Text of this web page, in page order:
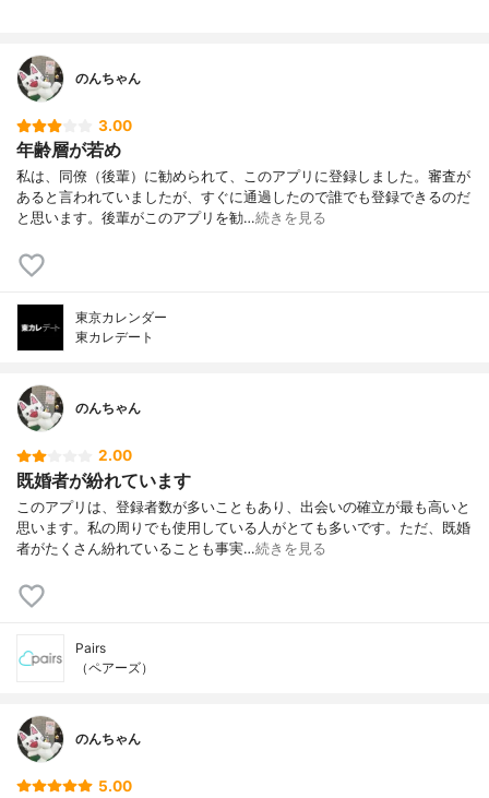
のんちゃん
3.00
年齢層が若め
私は、同僚（後輩）に勧められて、このアプリに登録しました。審査が
あると言われていましたが、すぐに通過したので誰でも登録できるのだ
と思います。後輩がこのアプリを勧…続きを見る
東京カレンダー
東カレデート
のんちゃん
2.00
既婚者が紛れています
このアプリは、登録者数が多いこともあり、出会いの確立が最も高いと
思います。私の周りでも使用している人がとても多いです。ただ、既婚
者がたくさん紛れていることも事実…続きを見る
Pairs
（ペアーズ）
のんちゃん
5.00